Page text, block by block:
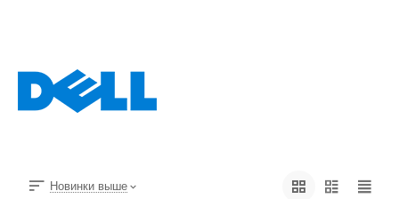
Новинки выше